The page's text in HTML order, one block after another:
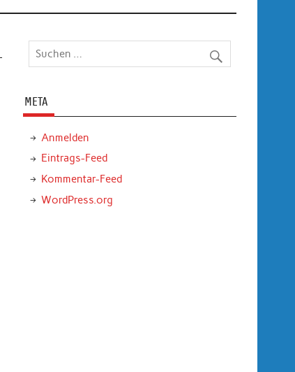
META
Anmelden
Eintrags-Feed
Kommentar-Feed
WordPress.org